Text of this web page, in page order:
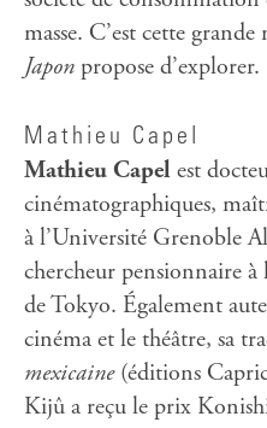
masse. C’est cette
Japon propose d’explorer.
Mathieu Capel
Mathieu Capel est
cinématographiques,
à l’Université Grenoble
chercheur pensionnaire
de Tokyo. Également
cinéma et le théâtre, sa
mexicaine (éditions
Kijû a reçu le prix